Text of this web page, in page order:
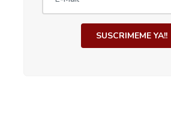
SUSCRIMEME YA!!